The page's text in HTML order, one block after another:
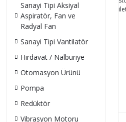
Sanayi Tipi Aksiyal
Aspiratör, Fan ve
Radyal Fan
Sanayi Tipi Vantilatör
Hırdavat / Nalburiye
Otomasyon Ürünü
Pompa
Redüktör
Vibrasyon Motoru